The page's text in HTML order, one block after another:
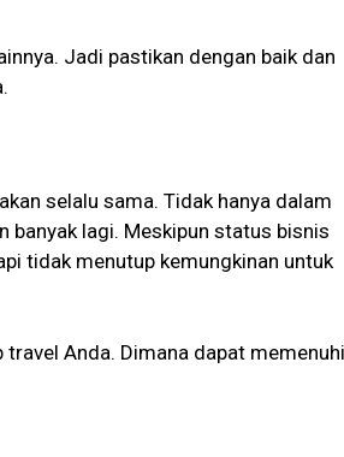
Jadi pastikan dengan baik dan
selalu sama. Tidak hanya dalam
banyak lagi. Meskipun status bisnis
tidak menutup kemungkinan untuk
Anda. Dimana dapat memenuhi